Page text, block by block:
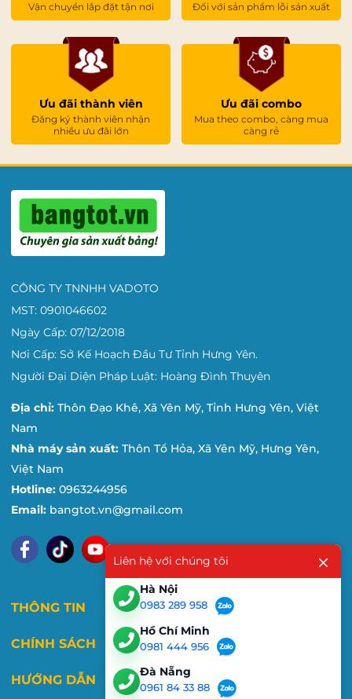
Vận chuyển lắp đặt tận nơi Đối với sản phẩm lỗi sản xuất
Ưu đãi thành viên
Đăng ký thành viên nhận
nhiều ưu đãi lớn
Ưu đãi combo
Mua theo combo, càng mua
càng rẻ
CÔNG TY TNNHH VADOTO
MST: 0901046602
Ngày Cấp: 07/12/2018
Nơi Cấp: Sở Kế Hoạch Đầu Tư Tỉnh Hưng Yên.
Người Đại Diện Pháp Luật: Hoàng Đình Thuyên
Địa chỉ: Thôn Đạo Khê, Xã Yên Mỹ, Tỉnh Hưng Yên, Việt
Nam
Nhà máy sản xuất: Thôn Tổ Hỏa, Xã Yên Mỹ, Hưng Yên,
Việt Nam
Hotline: 0963244956
Email: bangtot.vn@gmail.com
THÔNG TIN
CHÍNH SÁCH
HƯỚNG DẪN
Liên hệ với chúng tôi
Hà Nội
0983 289 958
Hồ Chí Minh
0981 444 956
Đà Nẵng
0961 84 33 88